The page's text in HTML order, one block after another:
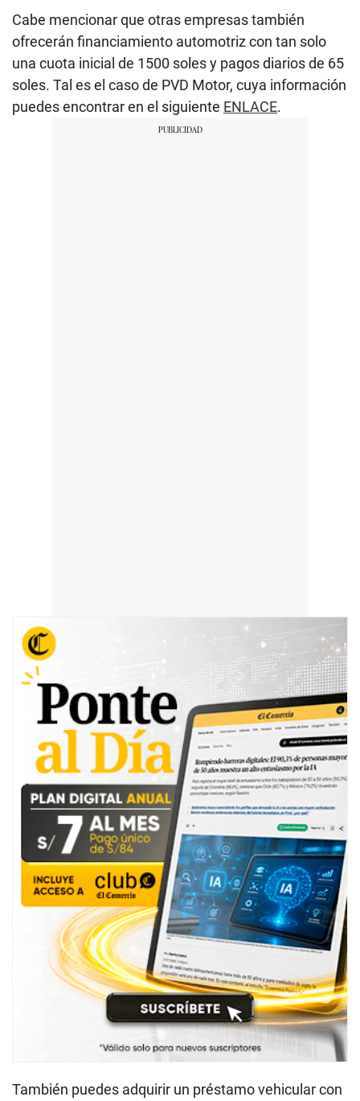
Cabe mencionar que otras empresas también
ofrecerán financiamiento automotriz con tan solo
una cuota inicial de 1500 soles y pagos diarios de 65
soles. Tal es el caso de PVD Motor, cuya información
puedes encontrar en el siguiente ENLACE.
También puedes adquirir un préstamo vehicular con